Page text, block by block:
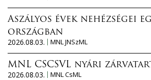
Aszályos évek nehézségei
országban
2026.08.03.
MNL JNSzML
MNL CSCSVL nyári
2026.08.03.
MNL CsML